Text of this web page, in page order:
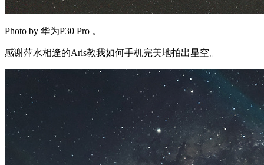
Photo by 华为P30 Pro 。
感谢萍水相逢的Aris教我如何手机完美地拍出星空。